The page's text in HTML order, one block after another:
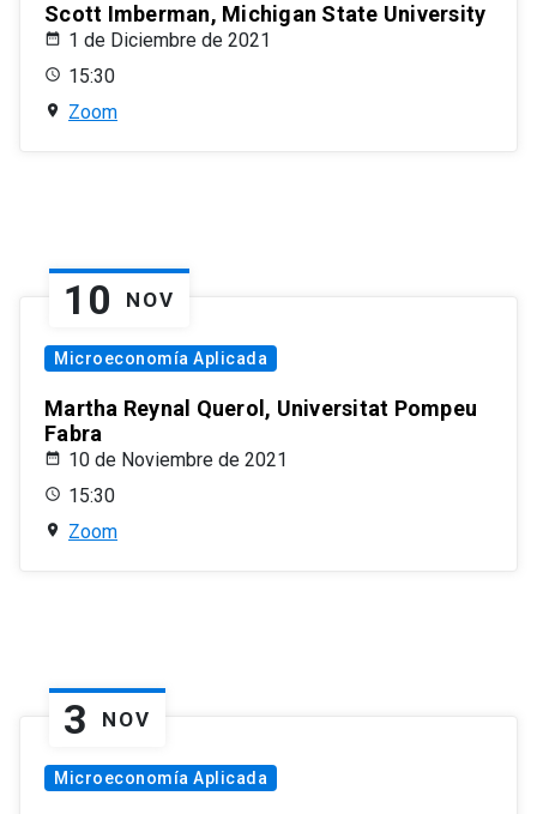
Scott Imberman, Michigan State University
1 de Diciembre de 2021
15:30
Zoom
10 NOV
Microeconomía Aplicada
Martha Reynal Querol, Universitat Pompeu
Fabra
10 de Noviembre de 2021
15:30
Zoom
3 NOV
Microeconomía Aplicada